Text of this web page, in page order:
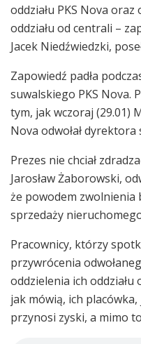
oddziału PKS Nova
oddziału od centrali –
Jacek Niedźwiedzki,
Zapowiedź padła
suwalskiego PKS Nova.
tym, jak wczoraj (29.01)
Nova odwołał
Prezes nie chciał
Jarosław Żaborowski,
że powodem zwolnienia
sprzedaży
Pracownicy, którzy
przywrócenia
oddzielenia ich oddziału
jak mówią, ich
przynosi zyski, a mimo